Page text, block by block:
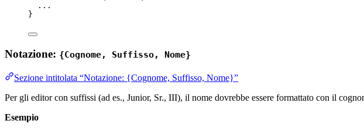
...
}
Notazione: {Cognome, Suffisso, Nome}
Sezione intitolata “Notazione: {Cognome, Suffisso, Nome}”
Per gli editor con suffissi (ad es., Junior, Sr., III), il nome dovrebbe essere formattato con il
Esempio